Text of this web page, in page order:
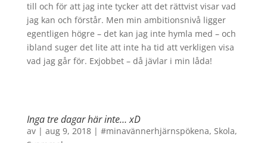
till och för att jag inte tycker att det rättvist visar vad
jag kan och förstår. Men min ambitionsnivå ligger
egentligen högre – det kan jag inte hymla med – och
ibland suger det lite att inte ha tid att verkligen visa
vad jag går för. Exjobbet – då jävlar i min låda!
Inga tre dagar här inte… xD
av | aug 9, 2018| #minavännerhjärnspökena, Skola,